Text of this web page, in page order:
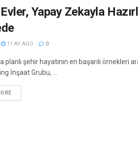
Yapay Zekayla
11 AY AGO 0
planlı şehir hayatının en başarılı
İnşaat Grubu, ...